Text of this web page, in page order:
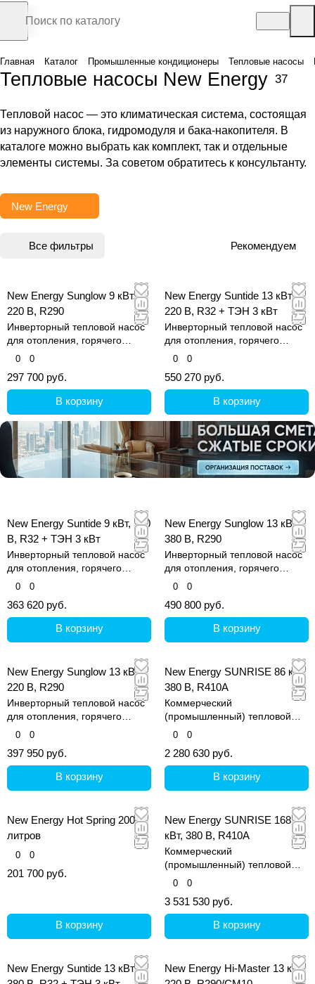
Главная Каталог Промышленные кондиционеры Тепловые насосы
Тепловые насосы New Energy 37
Тепловой насос — это климатическая система, состоящая
из наружного блока, гидромодуля и бака-накопителя. В
каталоге можно выбрать как комплект, так и отдельные
элементы системы. За советом обратитесь к консультанту.
New Energy
Все фильтры Рекомендуем
New Energy Sunglow 9 кВт,
220 В, R290
Инверторный тепловой насос
для отопления, горячего
водоснабжения и охлаждения.
0 0
297 700 руб.
В корзину
New Energy Suntide 13 кВт,
220 В, R32 + ТЭН 3 кВт
Инверторный тепловой насос
для отопления, горячего
водоснабжения и охлаждения.
0 0
550 270 руб.
В корзину
New Energy Suntide 9 кВт, 220
В, R32 + ТЭН 3 кВт
Инверторный тепловой насос
для отопления, горячего
водоснабжения и охлаждения.
0 0
363 620 руб.
В корзину
New Energy Sunglow 13 кВт,
380 В, R290
Инверторный тепловой насос
для отопления, горячего
водоснабжения и охлаждения.
0 0
490 800 руб.
В корзину
New Energy Sunglow 13 кВт,
220 В, R290
Инверторный тепловой насос
для отопления, горячего
водоснабжения и охлаждения.
0 0
397 950 руб.
В корзину
New Energy SUNRISE 86 кВт,
380 В, R410A
Коммерческий
(промышленный) тепловой
насос для отопления и
коммерческих объектах
0 0
2 280 630 руб.
В корзину
New Energy Hot Spring 200
литров
0 0
201 700 руб.
В корзину
New Energy SUNRISE 168
кВт, 380 В, R410A
Коммерческий
(промышленный) тепловой
насос для отопления и
коммерческих объектах
0 0
3 531 530 руб.
В корзину
New Energy Suntide 13 кВт,
New Energy Hi-Master 13 кВт,